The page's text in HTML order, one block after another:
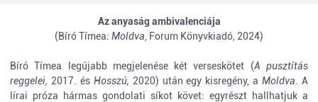
Az anyaság ambivalenciája
(Bíró Tímea: Moldva , Forum Könyvkiadó, 2024)
Bíró Tímea legújabb megjelenése két verseskötet (A pusztítás
reggelei, 2017. és Hosszú, 2020) után egy kisregény, aMoldva . A
lírai próza hármas gondolati síkot követ: egyrészt hallhatjuk a